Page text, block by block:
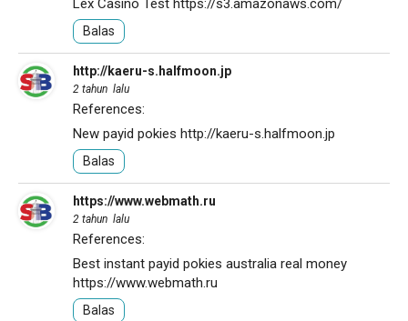
Lex Casino Test https://s3.amazonaws.com/
Balas
http://kaeru-s.halfmoon.jp
2 tahun lalu
References:
New payid pokies http://kaeru-s.halfmoon.jp
Balas
https://www.webmath.ru
2 tahun lalu
References:
Best instant payid pokies australia real money
https://www.webmath.ru
Balas